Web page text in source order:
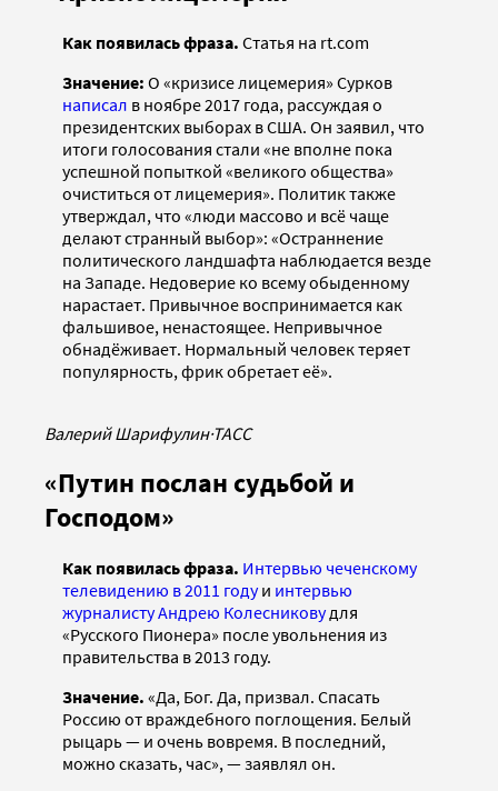
Как появилась фраза. Статья на rt.com
Значение: О «кризисе лицемерия» Сурков
написал в ноябре 2017 года, рассуждая о
президентских выборах в США. Он заявил, что
итоги голосования стали «не вполне пока
успешной попыткой «великого общества»
очиститься от лицемерия». Политик также
утверждал, что «люди массово и всё чаще
делают странный выбор»: «Остраннение
политического ландшафта наблюдается везде
на Западе. Недоверие ко всему обыденному
нарастает. Привычное воспринимается как
фальшивое, ненастоящее. Непривычное
обнадёживает. Нормальный человек теряет
популярность, фрик обретает её».
Валерий Шарифулин·ТАСС
«Путин послан судьбой и
Господом»
Как появилась фраза. Интервью чеченскому
телевидению в 2011 годуи интервью
журналисту Андрею Колесниковудля
«Русского Пионера» после увольнения из
правительства в 2013 году.
Значение. «Да, Бог. Да, призвал. Спасать
Россию от враждебного поглощения. Белый
рыцарь — и очень вовремя. В последний,
можно сказать, час», — заявлял он.